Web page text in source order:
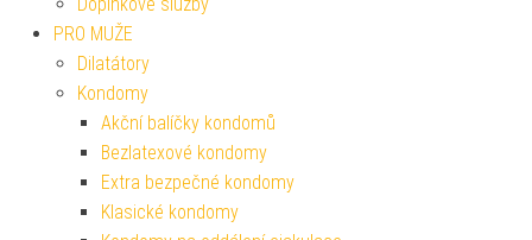
PRO MUŽE
Dilatátory
Kondomy
Akční balíčky kondomů
Bezlatexové kondomy
Extra bezpečné kondomy
Klasické kondomy